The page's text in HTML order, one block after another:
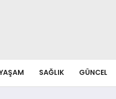
SAĞLIK GÜNCEL